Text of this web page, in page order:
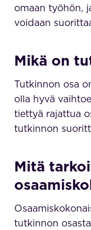
omaan työhön,
voidaan
Mikä on
Tutkinnon osa
olla hyvä
tiettyä rajattua
tutkinnon
Mitä
tutkinnon